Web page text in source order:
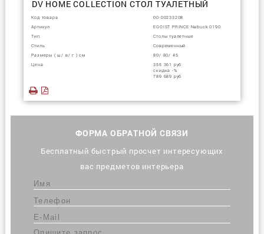
DV HOME COLLECTION СТОЛ ТУАЛЕТНЫЙ
Код товара
00-00233208
Артикул
EGOIST PRINCE Nabuck 0190
Тип
Столы туалетные
Стиль
Современный
Размеры ( ш/ в/ г ) см
80/ 80/ 45
Цена
355 361 руб
скидка -%
789 689 руб
ФОРМА ОБРАТНОЙ СВЯЗИ
Бесплатный быстрый просчет интересующих
вас предметов интерьера